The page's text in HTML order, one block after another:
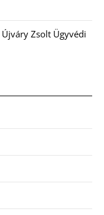
Zsolt Ügyvédi